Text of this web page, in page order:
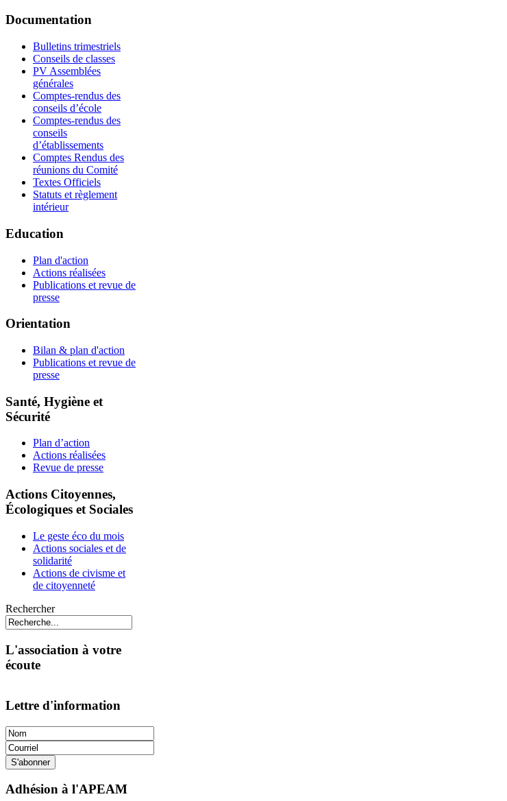
Documentation
Bulletins trimestriels
Conseils de classes
PV Assemblées
générales
Comptes-rendus des
conseils d’école
Comptes-rendus des
conseils
d’établissements
Comptes Rendus des
réunions du Comité
Textes Officiels
Statuts et règlement
intérieur
Education
Plan d'action
Actions réalisées
Publications et revue de
presse
Orientation
Bilan & plan d'action
Publications et revue de
presse
Santé, Hygiène et
Sécurité
Plan d’action
Actions réalisées
Revue de presse
Actions Citoyennes,
Écologiques et Sociales
Le geste éco du mois
Actions sociales et de
solidarité
Actions de civisme et
de citoyenneté
Rechercher
L'association à votre
écoute
Lettre d'information
Adhésion à l'APEAM